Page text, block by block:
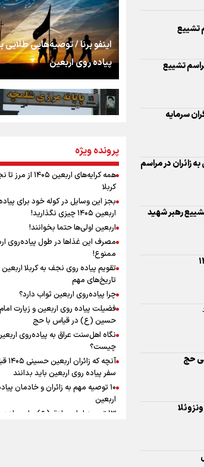
سرمایه
به زائران در مراسم
رهبر شهید
را شکست؛ «آهای
تهران رفتند»
سه حسرتی که به
مومنِ مقتدرِ مظلوم
رابطه کارگر و کارفرما در
اندیشه رهبر شهید:
به زوجیت
اقتدار علمی و
ماندگار شد
اینفو برنا / توصیه‌هایی طلایی
پیاده روی اربعین
اینفو برنا / جدول کامل فاصله
شلمچه تا شهرهای زیارتی عراق
اینفو برنا/ میزان مالیات بر ارزش
افزوده چقدر است؟
اینفوبرنا/ سقف معافیت مالیاتی
حقوق کارکنان دولت و
در بودجه ۱۴۰۵ چقدر است؟
پرونده ویژه
همه کرایه‌های اربعین ۱۴۰۵
کربلا
بجز این وسایل در کوله خود برای
اربعین ۱۴۰۵ چیزی نگذارید!
اربعین اولی‌ها حتما بخوانند!
مصرف این غذاها در طول پیاده‌روی
ممنوع!
تاریخ‌های مهم
چرا پیاده‌روی اربعین ثواب دارد؟
فضیلت پیاده روی اربعین و زیارت امام
حسین (ع) در قیاس با حج
نگاه اهل‌سنت عراق به پیاده‌روی
چیست؟
آنچه که
سفر پیاده روی اربعین باید بدانند
۱۰ توصیه مهم به زائران و خادمان
اربعین
۱۳ توصیه امام صادق (ع) برای